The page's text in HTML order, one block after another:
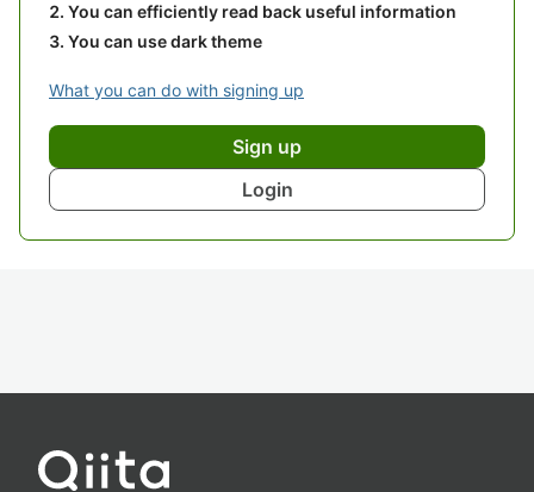
You can efficiently read back useful information
You can use dark theme
What you can do with signing up
Sign up
Login